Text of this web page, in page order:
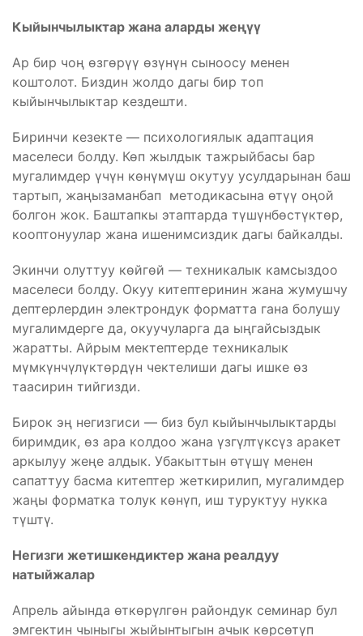
Кыйынчылыктар жана аларды жеңүү
Ар бир чоң өзгөрүү өзүнүн сыноосу менен
коштолот. Биздин жолдо дагы бир топ
кыйынчылыктар кездешти.
Биринчи кезекте — психологиялык адаптация
маселеси болду. Көп жылдык тажрыйбасы бар
мугалимдер үчүн көнүмүш окутуу усулдарынан баш
тартып, жаңызаманбап методикасына өтүү оңой
болгон жок. Баштапкы этаптарда түшүнбөстүктөр,
кооптонуулар жана ишенимсиздик дагы байкалды.
Экинчи олуттуу көйгөй — техникалык камсыздоо
маселеси болду. Окуу китептеринин жана жумушчу
дептерлердин электрондук форматта гана болушу
мугалимдерге да, окуучуларга да ыңгайсыздык
жаратты. Айрым мектептерде техникалык
мүмкүнчүлүктөрдүн чектелиши дагы ишке өз
таасирин тийгизди.
Бирок эң негизгиси — биз бул кыйынчылыктарды
биримдик, өз ара колдоо жана үзгүлтүксүз аракет
аркылуу жеңе алдык. Убакыттын өтүшү менен
сапаттуу басма китептер жеткирилип, мугалимдер
жаңы форматка толук көнүп, иш туруктуу нукка
түштү.
Негизги жетишкендиктер жана реалдуу
натыйжалар
Апрель айында өткөрүлгөн райондук семинар бул
эмгектин чыныгы жыйынтыгын ачык көрсөтүп